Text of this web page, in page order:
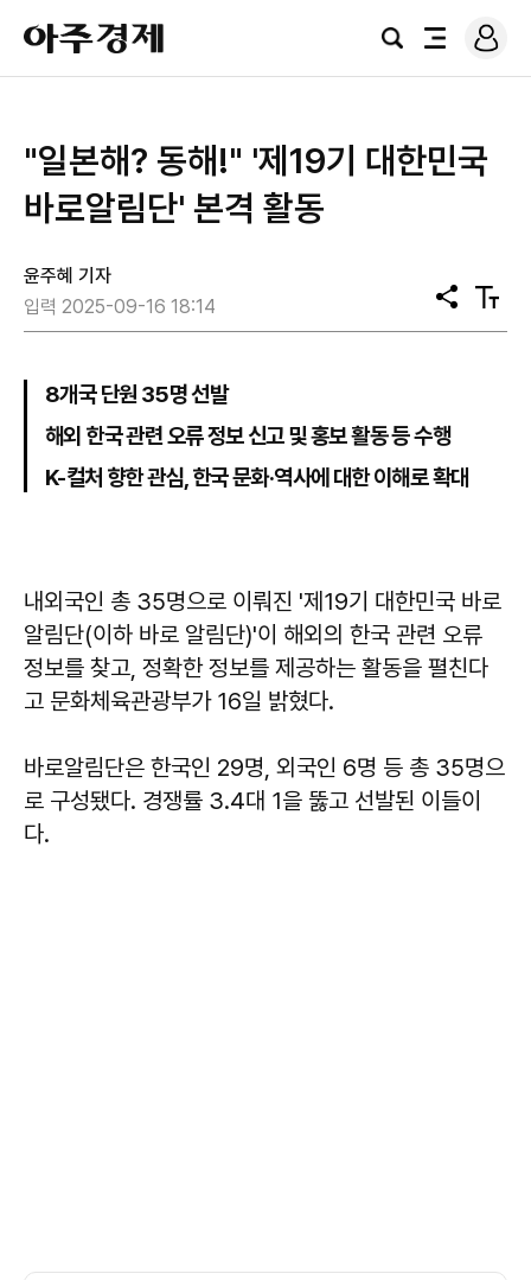
아
주
경
검
전
로
그
"일본해? 동해!" '제19기 대한민국
바로알림단' 본격 활동
윤주혜 기자
입력 2025-09-16 18:14
공
유
텍
스
8개국 단원 35명 선발
해외 한국 관련 오류 정보 신고 및 홍보 활동 등 수행
K-컬처 향한 관심, 한국 문화·역사에 대한 이해로 확대
내외국인 총 35명으로 이뤄진 '제19기 대한민국 바로
알림단(이하 바로 알림단)'이 해외의 한국 관련 오류
정보를 찾고, 정확한 정보를 제공하는 활동을 펼친다
고 문화체육관광부가 16일 밝혔다.
바로알림단은 한국인 29명, 외국인 6명 등 총 35명으
로 구성됐다. 경쟁률 3.4대 1을 뚫고 선발된 이들이
다.